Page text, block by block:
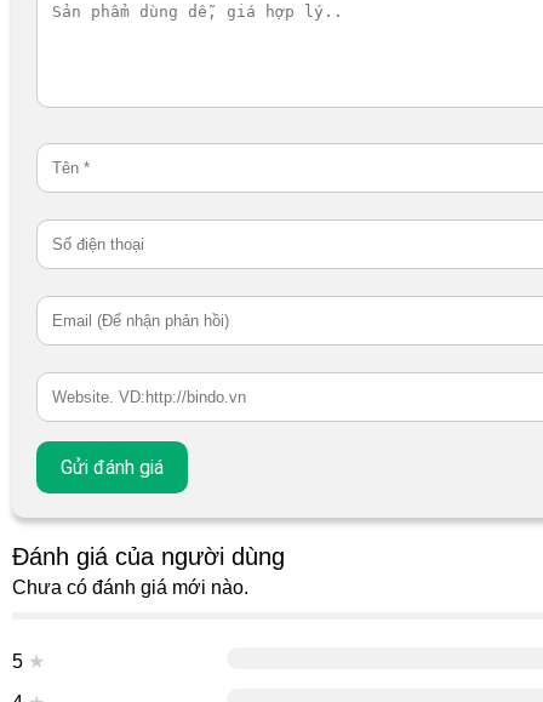
Đánh giá của người dùng
Chưa có đánh giá mới nào.
5 ★